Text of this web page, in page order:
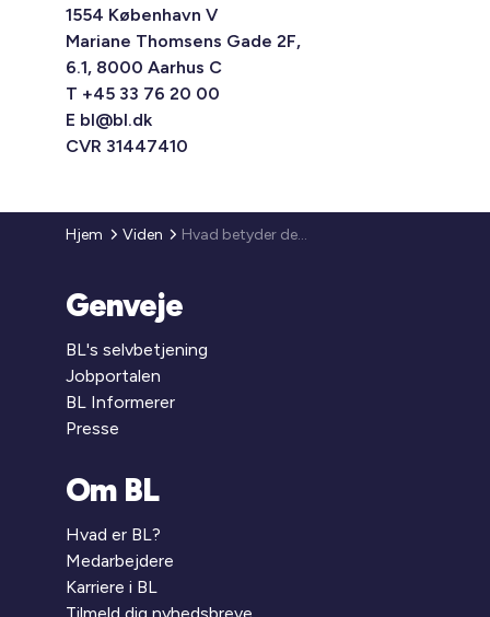
1554 København V
Mariane Thomsens Gade 2F,
6.1, 8000 Aarhus C
T +45 33 76 20 00
E bl@bl.dk
CVR 31447410
Hjem Viden Hvad betyder det at være et forebyggelsesområde?
Genveje
BL's selvbetjening
Jobportalen
BL Informerer
Presse
Om BL
Hvad er BL?
Medarbejdere
Karriere i BL